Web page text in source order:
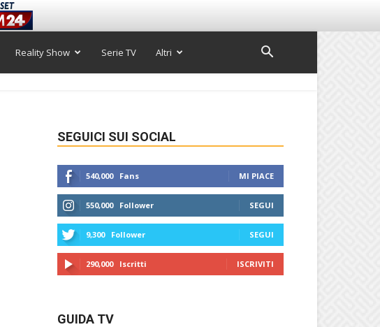
Reality Show Serie TV Altri
SEGUICI SUI SOCIAL
540,000 Fans MI PIACE
550,000 Follower SEGUI
9,300 Follower SEGUI
290,000 Iscritti ISCRIVITI
GUIDA TV